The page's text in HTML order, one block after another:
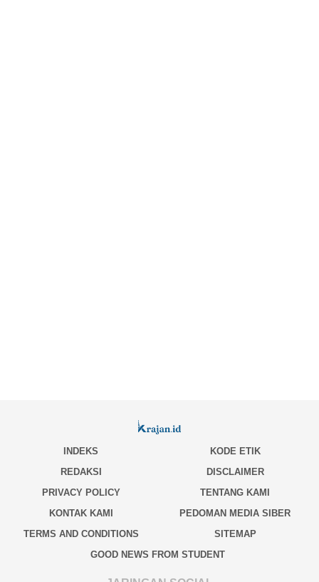
INDEKS
KODE ETIK
REDAKSI
DISCLAIMER
PRIVACY POLICY
TENTANG KAMI
KONTAK KAMI
PEDOMAN MEDIA SIBER
TERMS AND CONDITIONS
SITEMAP
GOOD NEWS FROM STUDENT